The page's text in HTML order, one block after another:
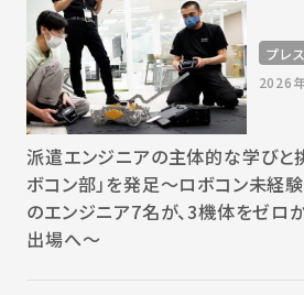
プレ
2026
派遣エンジニアの主体的な学びと
ボコン部」を発足～ロボコン未経
のエンジニア7名が、3機体をゼロ
出場へ～